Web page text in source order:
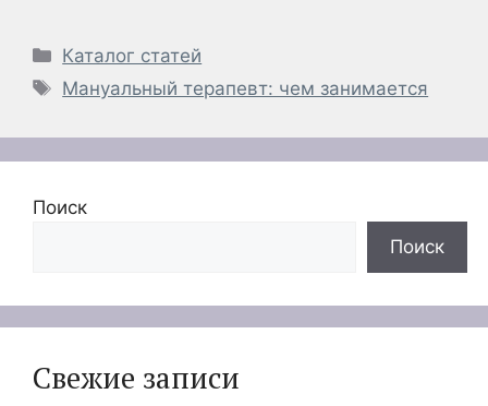
Рубрики
Каталог статей
Метки
Мануальный терапевт: чем занимается
Поиск
Поиск
Свежие записи